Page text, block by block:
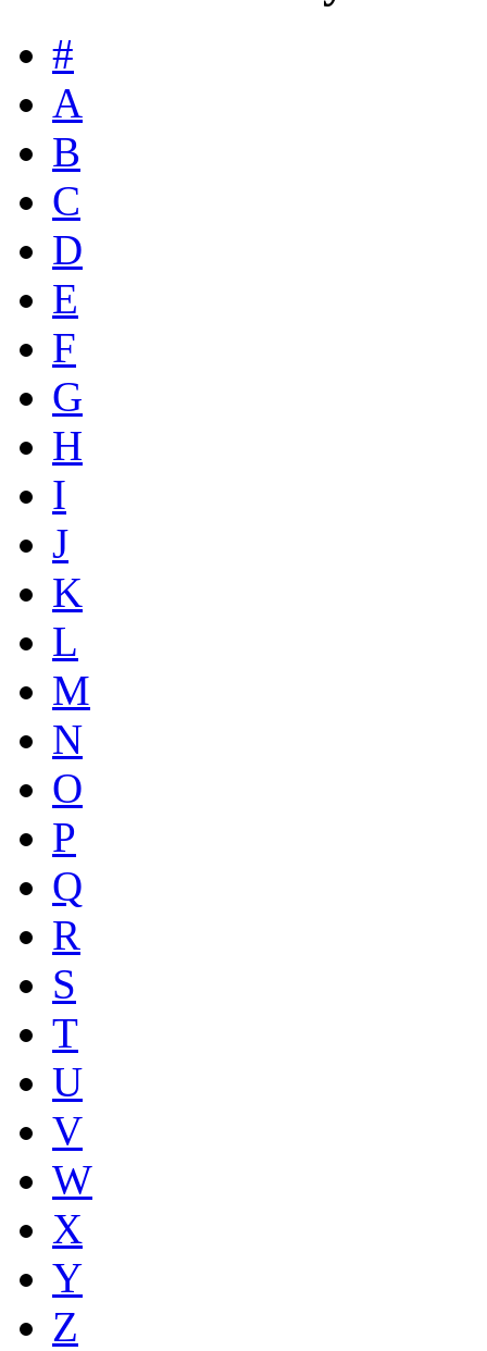
#
A
B
C
D
E
F
G
H
I
J
K
L
M
N
O
P
Q
R
S
T
U
V
W
X
Y
Z